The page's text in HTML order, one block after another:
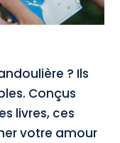
? Ils
Conçus
livres, ces
votre amour